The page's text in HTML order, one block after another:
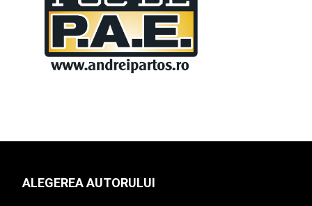
ALEGEREA AUTORULUI